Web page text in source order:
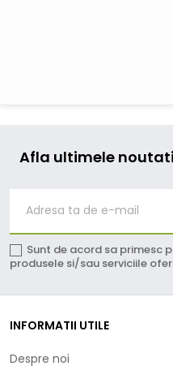
Afla ultimele
Sunt de acord sa primesc
produsele si/sau serviciile
INFORMATII UTILE
Despre noi